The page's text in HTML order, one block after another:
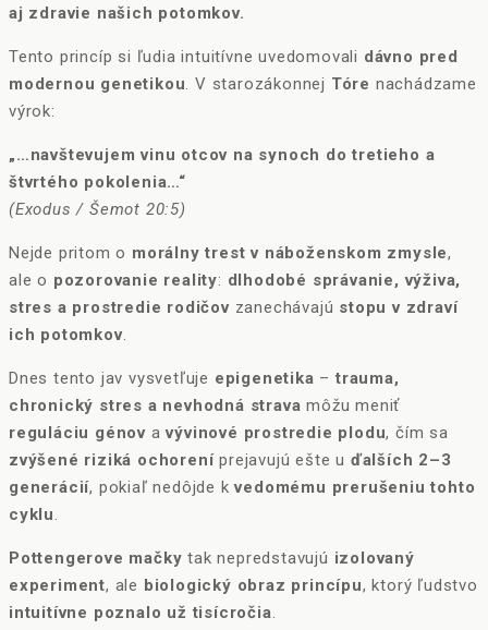
aj zdravie našich potomkov.
Tento princíp si ľudia intuitívne uvedomovali dávno pred
modernou genetikou. V starozákonnej Tóre nachádzame
výrok:
„…navštevujem vinu otcov na synoch do tretieho a
štvrtého pokolenia…“
(Exodus / Šemot 20:5)
Nejde pritom o morálny trest v náboženskom zmysle,
ale o pozorovanie reality: dlhodobé správanie, výživa,
stres a prostredie rodičov zanechávajú stopu v zdraví
ich potomkov.
Dnes tento jav vysvetľuje epigenetika –trauma,
chronický stres a nevhodná strava môžu meniť
reguláciu génov avývinové prostredie plodu, čím sa
zvýšené riziká ochoreníprejavujú ešte u ďalších 2–3
generácií, pokiaľ nedôjde kvedomému prerušeniu tohto
cyklu.
Pottengerove mačky tak nepredstavujú izolovaný
experiment, ale biologický obraz princípu, ktorý ľudstvo
intuitívne poznalo už tisícročia.